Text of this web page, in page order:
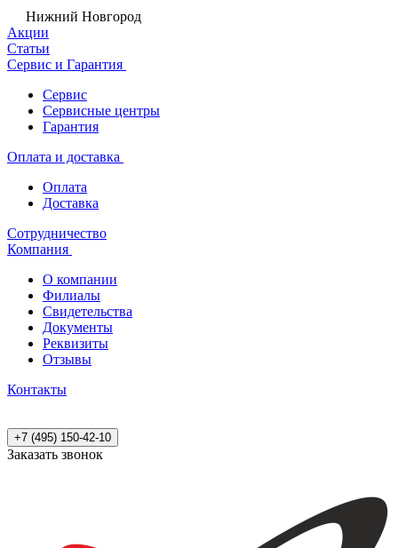
Нижний Новгород
Акции
Статьи
Сервис и Гарантия
Сервис
Сервисные центры
Гарантия
Оплата и доставка
Оплата
Доставка
Сотрудничество
Компания
О компании
Филиалы
Свидетельства
Документы
Реквизиты
Отзывы
Контакты
+7 (495) 150-42-10
Заказать звонок